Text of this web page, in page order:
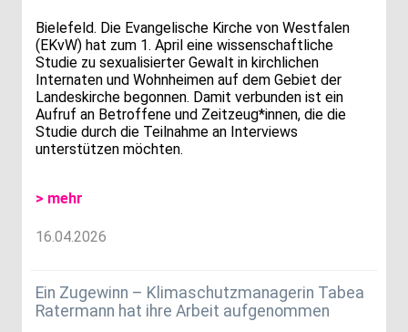
Bielefeld. Die Evangelische Kirche von Westfalen
(EKvW) hat zum 1. April eine wissenschaftliche
Studie zu sexualisierter Gewalt in kirchlichen
Internaten und Wohnheimen auf dem Gebiet der
Landeskirche begonnen. Damit verbunden ist ein
Aufruf an Betroffene und Zeitzeug*innen, die die
Studie durch die Teilnahme an Interviews
unterstützen möchten.
> mehr
16.04.2026
Ein Zugewinn – Klimaschutzmanagerin Tabea
Ratermann hat ihre Arbeit aufgenommen